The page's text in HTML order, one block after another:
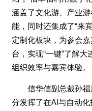
涵盖了文化游、产业
能，同时还集成了“来
定制化板块，为参会
台，实现“一键”了解大
组织效率与嘉宾体验。
信华信副总裁孙
分发挥了在AI与自动